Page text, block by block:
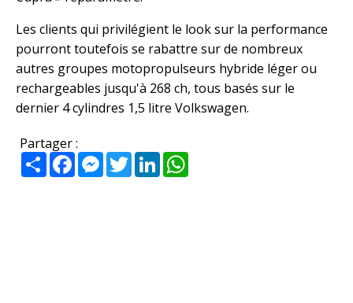
Les clients qui privilégient le look sur la performance
pourront toutefois se rabattre sur de nombreux
autres groupes motopropulseurs hybride léger ou
rechargeables jusqu'à 268 ch, tous basés sur le
dernier 4 cylindres 1,5 litre Volkswagen.
Partager :
PartagerFacebookMessenger
TwitterLinkedIn